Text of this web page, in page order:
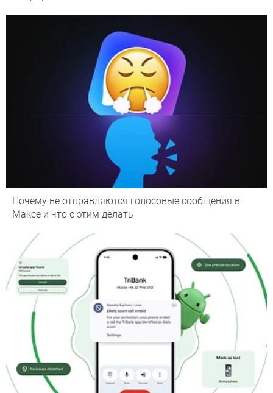
Почему не отправляются голосовые сообщения в
Максе и что с этим делать